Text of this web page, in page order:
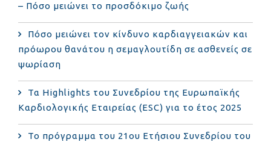
– Πόσο μειώνει το προσδόκιμο ζωής
Πόσο μειώνει τον κίνδυνο καρδιαγγειακών και
πρόωρου θανάτου η σεμαγλουτίδη σε ασθενείς σε
ψωρίαση
Τα Highlights του Συνεδρίου της Ευρωπαϊκής
Καρδιολογικής Εταιρείας (ESC) για το έτος 2025
Το πρόγραμμα του 21ου Ετήσιου Συνεδρίου του